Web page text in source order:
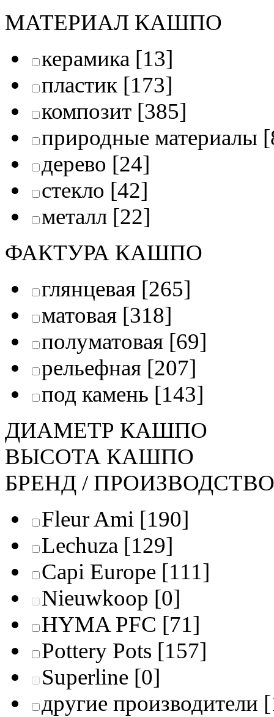
МАТЕРИАЛ КАШПО
керамика [13]
пластик [173]
композит [385]
природные материалы
дерево [24]
стекло [42]
металл [22]
ФАКТУРА КАШПО
глянцевая [265]
матовая [318]
полуматовая [69]
рельефная [207]
под камень [143]
ДИАМЕТР КАШПО
ВЫСОТА КАШПО
БРЕНД / ПРОИЗВОДСТВО
Fleur Ami [190]
Lechuza [129]
Capi Europe [111]
Nieuwkoop [0]
HYMA PFC [71]
Pottery Pots [157]
Superline [0]
другие производители